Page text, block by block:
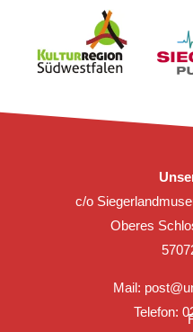
c/o
Oberes
Mail:
Telefon: